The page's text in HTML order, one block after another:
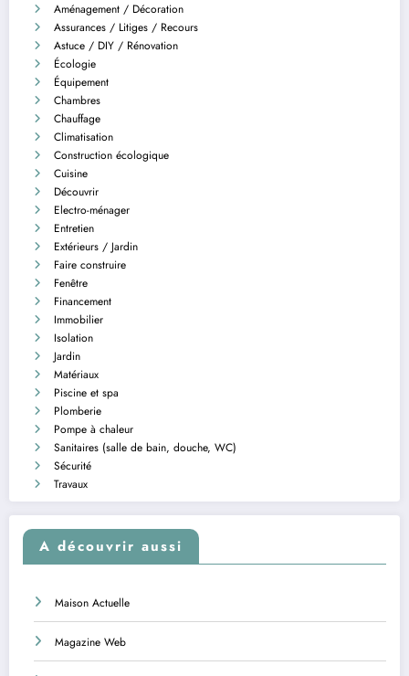
Aménagement / Décoration
Assurances / Litiges / Recours
Astuce / DIY / Rénovation
Écologie
Équipement
Chambres
Chauffage
Climatisation
Construction écologique
Cuisine
Découvrir
Electro-ménager
Entretien
Extérieurs / Jardin
Faire construire
Fenêtre
Financement
Immobilier
Isolation
Jardin
Matériaux
Piscine et spa
Plomberie
Pompe à chaleur
Sanitaires (salle de bain, douche, WC)
Sécurité
Travaux
A découvrir aussi
Maison Actuelle
Magazine Web